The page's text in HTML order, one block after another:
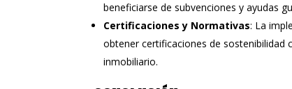
beneficiarse de subvenciones y ayudas
Certificaciones y Normativas: La
obtener certificaciones de sostenibilidad
inmobiliario.